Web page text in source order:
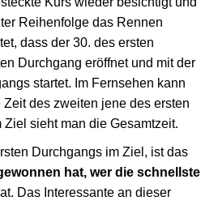
Reihenfolge das Rennen
dass der 30. des ersten
Durchgang eröffnet und mit der
startet. Im Fernsehen kann
des zweiten jene des ersten
Ziel sieht man die Gesamtzeit.
Durchgangs im Ziel, ist das
hat, wer die schnellste
Das Interessante an dieser